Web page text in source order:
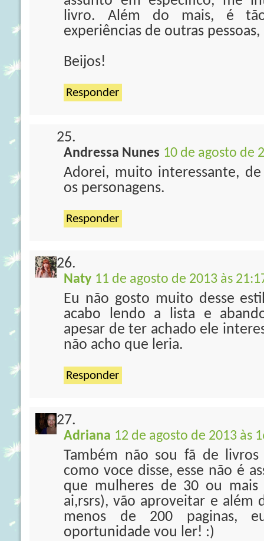
livro. Além do mais, é
experiências de outras pessoas,
Beijos!
Responder
Andressa Nunes 10 de agosto de
Adorei, muito interessante,
os personagens.
Responder
Naty 11 de agosto de 2013 às
Eu não gosto muito desse
acabo lendo a lista e
apesar de ter achado ele
não acho que leria.
Responder
Adriana 12 de agosto de 2013 às
Também não sou fã de
como voce disse, esse não é
que mulheres de 30 ou
ai,rsrs), vão aproveitar e além
menos de 200 paginas,
oportunidade vou ler! :)